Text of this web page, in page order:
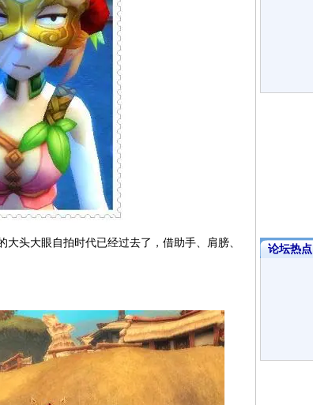
头大眼自拍时代已经过去了，借助手、肩膀、
论坛热点